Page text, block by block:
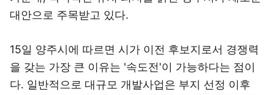
대안으로 주목받고 있다.
15일 양주시에 따르면 시가 이전 후보지로서 경쟁력
을 갖는 가장 큰 이유는 '속도전'이 가능하다는 점이
다. 일반적으로 대규모 개발사업은 부지 선정 이후